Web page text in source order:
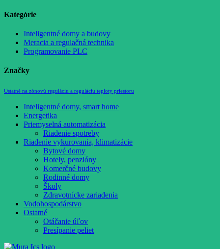
Kategórie
Inteligentné domy a budovy
Meracia a regulačná technika
Programovanie PLC
Značky
Ostatné na zónovú reguláciu a reguláciu teploty priestoru
Inteligentné domy, smart home
Energetika
Priemyselná automatizácia
Riadenie spotreby
Riadenie vykurovania, klimatizácie
Bytové domy
Hotely, penzióny
Komerčné budovy
Rodinné domy
Školy
Zdravotnícke zariadenia
Vodohospodárstvo
Ostatné
Otáčanie úľov
Presípanie peliet